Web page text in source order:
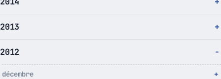
2013
2012
décembre